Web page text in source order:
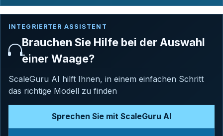
INTEGRIERTER ASSISTENT
Brauchen Sie Hilfe bei der Auswahl
einer Waage?
ScaleGuru AI hilft Ihnen, in einem einfachen Schritt
das richtige Modell zu finden
Sprechen Sie mit ScaleGuru AI